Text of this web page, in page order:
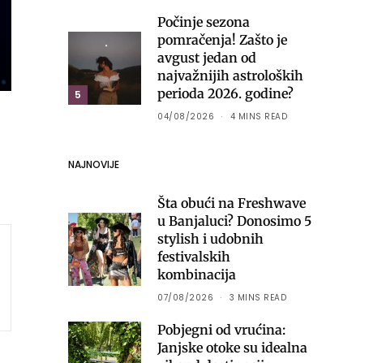
5
Počinje sezona
pomračenja! Zašto je
avgust jedan od
najvažnijih astroloških
perioda 2026. godine?
04/08/2026 4 MINS READ
NAJNOVIJE
Šta obući na Freshwave
u Banjaluci? Donosimo 5
stylish i udobnih
festivalskih
kombinacija
07/08/2026 3 MINS READ
Pobjegni od vrućina:
Janjske otoke su idealna